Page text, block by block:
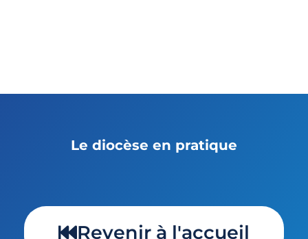
Le diocèse en pratique
Revenir à l'accueil